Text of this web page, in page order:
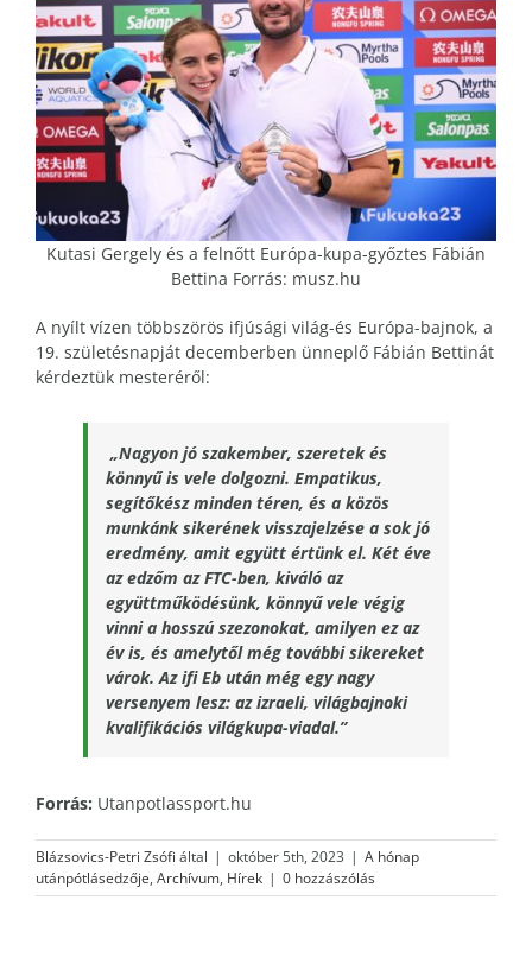
Kutasi Gergely és a felnőtt Európa-kupa-győztes Fábián
Bettina Forrás: musz.hu
A nyílt vízen többszörös ifjúsági világ-és Európa-bajnok, a
19. születésnapját decemberben ünneplő Fábián Bettinát
kérdeztük mesteréről:
„Nagyon jó szakember, szeretek és
könnyű is vele dolgozni. Empatikus,
segítőkész minden téren, és a közös
munkánk sikerének visszajelzése a sok jó
eredmény, amit együtt értünk el. Két éve
az edzőm az FTC-ben, kiváló az
együttműködésünk, könnyű vele végig
vinni a hosszú szezonokat, amilyen ez az
év is, és amelytől még további sikereket
várok. Az ifi Eb után még egy nagy
versenyem lesz: az izraeli, világbajnoki
kvalifikációs világkupa-viadal.”
Forrás: Utanpotlassport.hu
Blázsovics-Petri Zsófi által | október 5th, 2023 | A hónap
utánpótlásedzője, Archívum, Hírek | 0 hozzászólás